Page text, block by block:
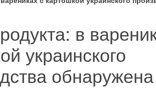
в
украинского